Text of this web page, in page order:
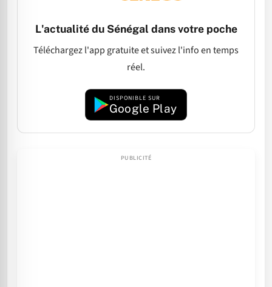
L'actualité du Sénégal dans votre poche
Téléchargez l'app gratuite et suivez l'info en temps
réel.
DISPONIBLE SUR
Google Play